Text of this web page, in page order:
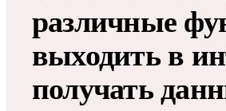
различные
выходить в
получать